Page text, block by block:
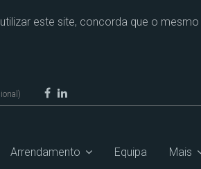
este site, concorda que o
Arrendamento Equipa Mais